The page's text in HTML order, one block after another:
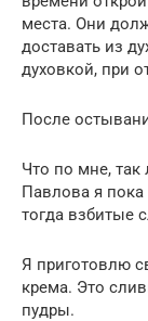
места. Они
доставать из
духовкой, при
После
Что по мне,
Павлова я
тогда взбитые
Я приготовлю
крема. Это
пудры.